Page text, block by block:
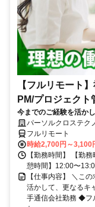
【フルリモート
PM/プロジェクト
シ)_N260774362
今までのご経験を活か
かせる/大手通信会社勤
パーソルクロステク
フルリモート
時給2,700円～3,100
【勤務時間】 【勤
憩時間】12:00〜
【仕事内容】 ＼こ
活かして、更なる
手通信会社勤務 ◆フ